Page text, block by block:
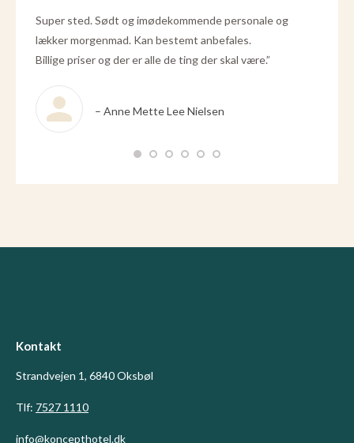
Super sted. Sødt og imødekommende personale og
lækker morgenmad. Kan bestemt anbefales.
Billige priser og der er alle de ting der skal være.”
– Anne Mette Lee Nielsen
Kontakt
Strandvejen 1, 6840 Oksbøl
Tlf: 7527 1110
info@koncepthotel.dk